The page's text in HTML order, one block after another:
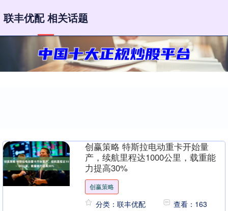
联丰优配 相关话题
创赢策略 特斯拉电动重卡开始量
产，续航里程达1000公里，载重能
力提高30%
创赢策略
分类：联丰优配 查看：163